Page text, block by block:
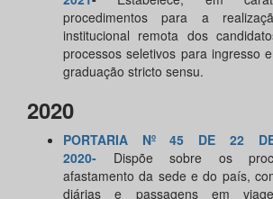
procedimentos para a
institucional remota dos
processos seletivos para ingresso
graduação stricto sensu.
2020
PORTARIA Nº 45 DE 22
2020- Dispõe sobre os
afastamento da sede e do país,
diárias e passagens em